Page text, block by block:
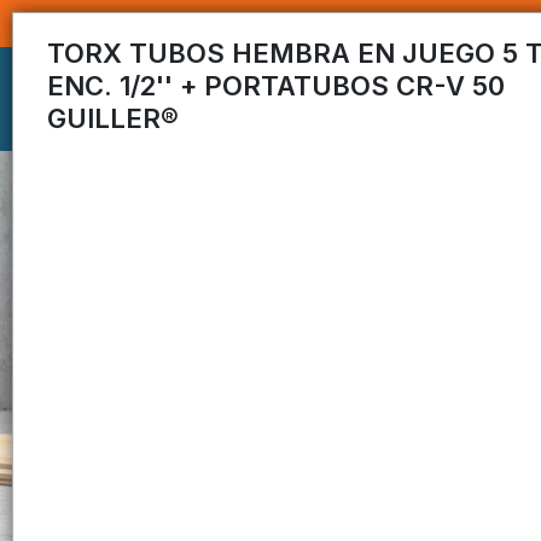
TORX TUBOS HEMBRA EN JUEGO 5
ENC. 1/2'' + PORTATUBOS CR-V 50
GUILLER®